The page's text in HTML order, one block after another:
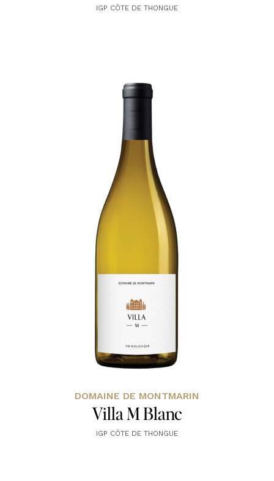
IGP CÔTE DE THONGUE
DOMAINE DE MONTMARIN
Villa M Blanc
IGP CÔTE DE THONGUE